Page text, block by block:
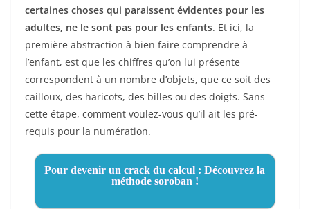
certaines choses qui paraissent évidentes pour les
adultes, ne le sont pas pour les enfants. Et ici, la
première abstraction à bien faire comprendre à
l’enfant, est que les chiffres qu’on lui présente
correspondent à un nombre d’objets, que ce soit des
cailloux, des haricots, des billes ou des doigts. Sans
cette étape, comment voulez-vous qu’il ait les pré-
requis pour la numération.
Pour devenir un crack du calcul : Découvrez la
méthode soroban !